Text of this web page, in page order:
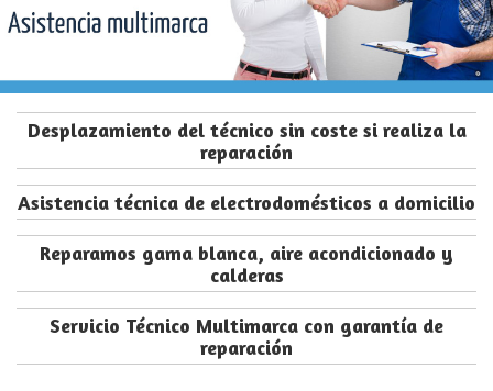
Desplazamiento del técnico sin coste si realiza la
reparación
Asistencia técnica de electrodomésticos a domicilio
Reparamos gama blanca, aire acondicionado y
calderas
Servicio Técnico Multimarca con garantía de
reparación